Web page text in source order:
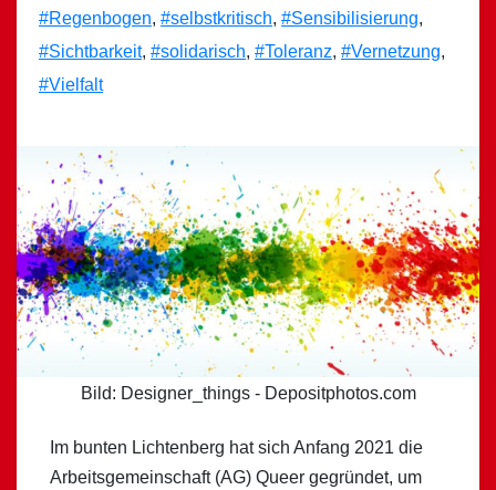
#Regenbogen, #selbstkritisch, #Sensibilisierung,
#Sichtbarkeit, #solidarisch, #Toleranz, #Vernetzung,
#Vielfalt
Bild: Designer_things - Depositphotos.com
Im bunten Lichtenberg hat sich Anfang 2021 die
Arbeitsgemeinschaft (AG) Queer gegründet, um